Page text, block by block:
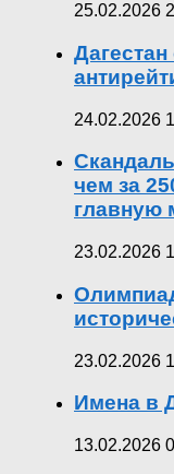
25.02.2026
24.02.2026
чем за
главную
23.02.2026
23.02.2026
Имена в
13.02.2026